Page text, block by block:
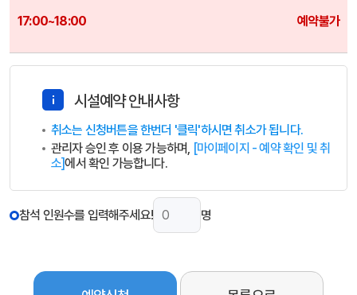
예약불가
시설예약 안내사항
취소는 신청버튼을 한번더 '클릭'하시면 취소가 됩니다.
관리자 승인 후 이용 가능하며, [마이페이지 - 예약 확인 및 취
소]에서 확인 가능합니다.
참석 인원수를 입력해주세요! 명